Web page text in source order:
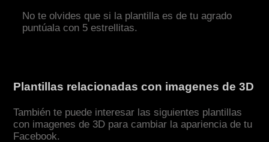
No te olvides que si la plantilla es de tu agrado
puntúala con 5 estrellitas.
Plantillas relacionadas con imagenes de 3D
También te puede interesar las siguientes plantillas
con imagenes de 3D para cambiar la apariencia de tu
Facebook.